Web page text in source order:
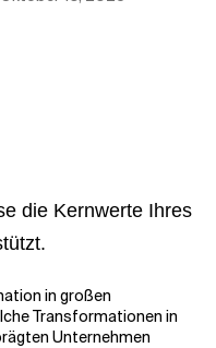
die Kernwerte Ihres
in großen
Transformationen in
Unternehmen